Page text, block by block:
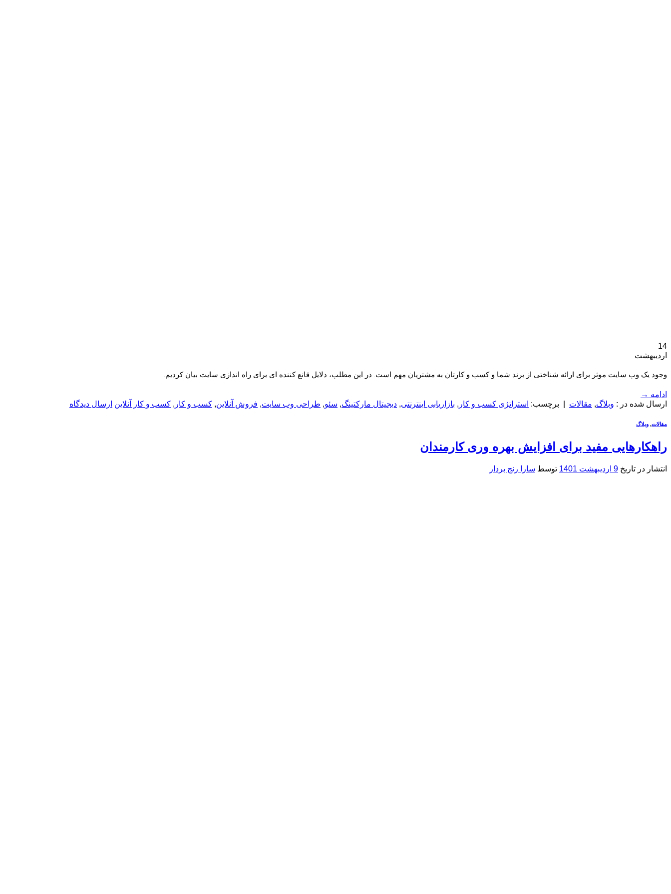
14
اردیبهشت
وجود یک وب سایت موثر برای ارائه شناختی از برند شما و کسب و کارتان به مشتریان مهم است. در این مطلب، دلایل قانع کننده ای برای راه اندازی سایت بیان کردیم.
ادامه →
ارسال شده در : وبلاگ, مقالات برچسب: استراتژی کسب و کار , بازاریابی اینترنتی, دیجیتال مارکتینگ, سئو, طراحی وب سایت, فروش آنلاین, کسب و کار , کسب و کار آنلاین ارسال دیدگاه
مقالات, وبلاگ
راهکارهایی مفید برای افزایش بهره وری کارمندان
انتشار در تاریخ 9 اردیبهشت 1401 توسط سارا رنج بردار